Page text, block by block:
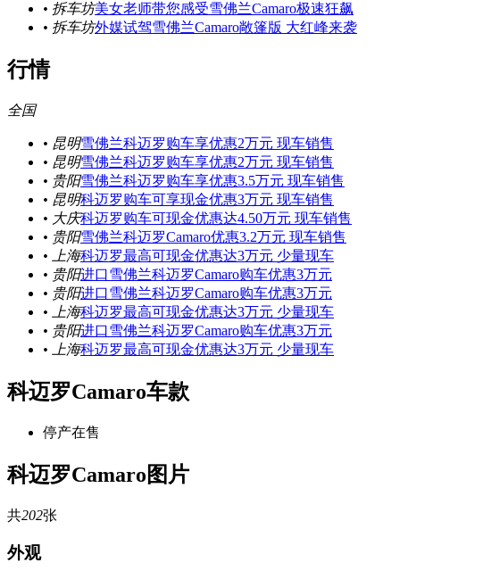
• 拆车坊美女老师带您感受雪佛兰Camaro极速狂飙
• 拆车坊外媒试驾雪佛兰Camaro敞篷版 大红峰来袭
行情
全国
• 昆明雪佛兰科迈罗购车享优惠2万元 现车销售
• 昆明雪佛兰科迈罗购车享优惠2万元 现车销售
• 贵阳雪佛兰科迈罗购车享优惠3.5万元 现车销售
• 昆明科迈罗购车可享现金优惠3万元 现车销售
• 大庆科迈罗购车可现金优惠达4.50万元 现车销售
• 贵阳雪佛兰科迈罗Camaro优惠3.2万元 现车销售
• 上海科迈罗最高可现金优惠达3万元 少量现车
• 贵阳进口雪佛兰科迈罗Camaro购车优惠3万元
• 贵阳进口雪佛兰科迈罗Camaro购车优惠3万元
• 上海科迈罗最高可现金优惠达3万元 少量现车
• 贵阳进口雪佛兰科迈罗Camaro购车优惠3万元
• 上海科迈罗最高可现金优惠达3万元 少量现车
科迈罗Camaro车款
停产在售
科迈罗Camaro图片
共202张
外观